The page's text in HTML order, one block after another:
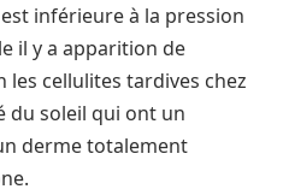
inférieure à la pression
il y a apparition de
les cellulites tardives chez
du soleil qui ont un
derme totalement